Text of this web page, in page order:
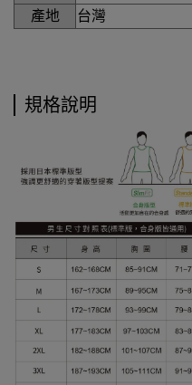
產地
台灣
規格說明